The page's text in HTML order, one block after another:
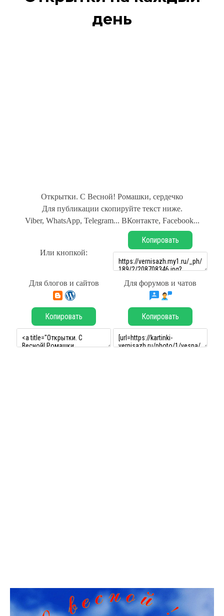
день
Открытки. С Весной! Ромашки, сердечко
Для публикации скопируйте текст ниже.
Viber, WhatsApp, Telegram... ВКонтакте, Facebook...
Или кнопкой:
Копировать
Для блогов и сайтов Для форумов и чатов
Копировать Копировать